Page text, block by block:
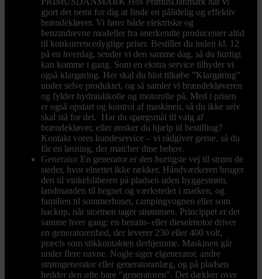
gjort det nemt for dig at finde en pålidelig og effektiv
brændekløver. Vi fører både elektriske og
benzindrevne modeller fra anerkendte producenter altid
til konkurrencedygtige priser. Bestiller du inden kl. 12
på en hverdag, sender vi den samme dag, så du hurtigt
kan komme i gang. Som en ekstra service tilbyder vi
også klargøring. Her skal du blot tilkøbe ”Klargøring”
under selve produktet, og så samler vi brændekløveren
og fylder hydraulikolie og motorolie på. Med i prisen
er også opstart og kontrol af maskinen, så du ikke selv
skal stå for det. Har du spørgsmål til valg af
brændekløver, eller ønsker du hjælp til bestilling?
Kontakt vores kundeservice – vi rådgiver gerne, så du
får en løsning, der matcher dine behov.
Generator En generator er den hurtigste vej til strøm de
steder, hvor elnettet ikke rækker. Håndværkeren bruger
den til vinkelsliberen på pladsen uden byggestrøm,
landmanden til hegnet og værkstedet i marken, og
familien til sommerhuset, campingvognen eller som
backup, når stormen tager strømmen. Princippet er det
samme hver gang: en benzin- eller dieselmotor driver
en generatorenhed, der leverer 230 eller 400 volt,
præcis som stikkontakten derhjemme. Maskinen går
under flere navne. Nogle siger elgenerator, andre
strømgenerator eller generatoranlæg, og på pladsen
hedder den ofte bare "generatoren". Det dækker over